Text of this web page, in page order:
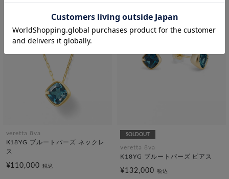
veretta 8va
K18YG ブルートパーズ ネックレ
ス
¥110,000税込
SOLDOUT
veretta 8va
K18YG ブルートパーズ ピアス
¥132,000 税込